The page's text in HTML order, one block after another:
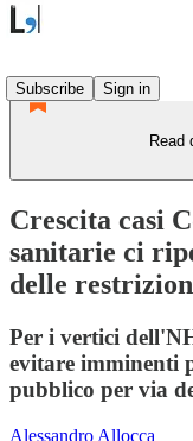
Subscribe
Sign in
Read
Crescita casi
sanitarie ci
delle
Per i vertici
evitare imminenti
pubblico per via
Alessandro Allocca